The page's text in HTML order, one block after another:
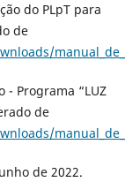
do PLpT para
de
- Programa “LUZ
de
de 2022.